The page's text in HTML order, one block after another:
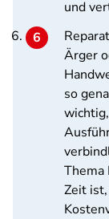
und
Ärger
so
Thema
Zeit